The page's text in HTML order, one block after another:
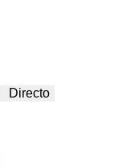
Directo